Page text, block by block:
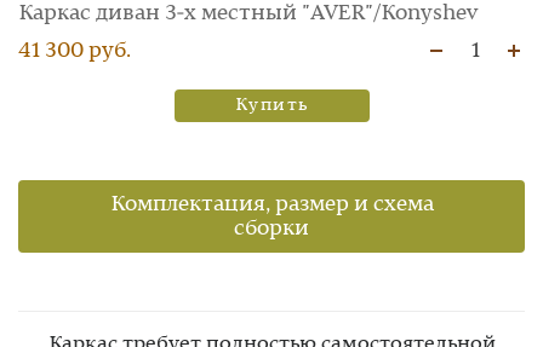
Каркас диван 3‑х местный "AVER"/Konyshev
41 300 руб.
1
Купить
Комплектация, размер и схема
сборки